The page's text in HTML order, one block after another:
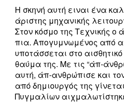
Η σκηνή αυτή ειναι ένα
άριστης μηχανικής
Στον κόσμο της Τεχνικής
πια. Απογυμνωμένος από
υποτάσσεται στο
θαύμα της. Με τις “άπ-
αυτή, άπ-ανθρώπισε και
από δημιουργός της
Πυγμαλίων